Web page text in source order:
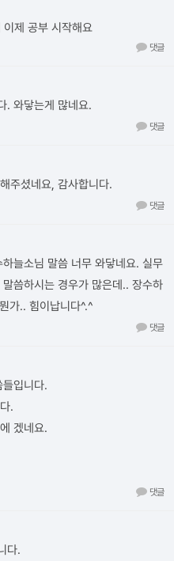
제 공부 시작해요
댓글
. 와닿는게 많네요.
댓글
주셨네요, 감사합니다.
댓글
늘소님 말씀 너무 와닿네요. 실무
씀하시는 경우가 많은데.. 장수하
가.. 힘이납니다^.^
댓글
입니다.
.
겠네요.
댓글
다.